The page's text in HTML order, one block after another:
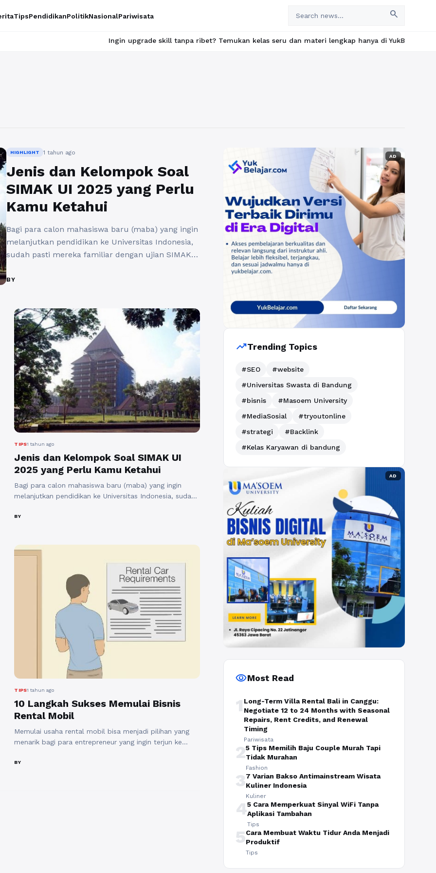
TipsPendidikanPolitikNasionalPariwisata search
Ingin upgrade skill tanpa ribet? Temukan kelas seru dan materi lengkap hanya di YukBelajar.com. Mulai
HIGHLIGHT 1 tahun ago
Jenis dan Kelompok Soal
SIMAK UI 2025 yang Perlu
Kamu Ketahui
Bagi para calon mahasiswa baru (maba) yang ingin
melanjutkan pendidikan ke Universitas Indonesia,
sudah pasti mereka familiar dengan ujian SIMAK
yang sangat penting dan akan menentukan masa
kelompok soal SIMAK UI 2025 sangat diperlukan.
...Baca Selengkapnya
BY
TIPS1 tahun ago
Jenis dan Kelompok Soal SIMAK UI
2025 yang Perlu Kamu Ketahui
Bagi para calon mahasiswa baru (maba) yang ingin
melanjutkan pendidikan ke Universitas Indonesia, sudah
merupakan salah satu jalur seleksi yang sangat penting
mendalam tentang jenis dan kelompok soal SIMAK UI
BY
TIPS1 tahun ago
10 Langkah Sukses Memulai Bisnis
Rental Mobil
Memulai usaha rental mobil bisa menjadi pilihan yang
menarik bagi para entrepreneur yang ingin terjun ke
terutama di daerah perkotaan dan destinasi wisata,
BY
AD
trending_upTrending Topics
#SEO
#website
#Universitas Swasta di Bandung
#bisnis
#Masoem University
#MediaSosial
#tryoutonline
#strategi
#Backlink
#Kelas Karyawan di bandung
AD
visibilityMost Read
1 Long-Term Villa Rental Bali in Canggu:
Negotiate 12 to 24 Months with Seasonal
Repairs, Rent Credits, and Renewal
Timing
Pariwisata
25 Tips Memilih Baju Couple Murah Tapi
Tidak Murahan
Fashion
37 Varian Bakso Antimainstream Wisata
Kuliner Indonesia
Kuliner
45 Cara Memperkuat Sinyal WiFi Tanpa
Aplikasi Tambahan
Tips
5Cara Membuat Waktu Tidur Anda Menjadi
Produktif
Tips